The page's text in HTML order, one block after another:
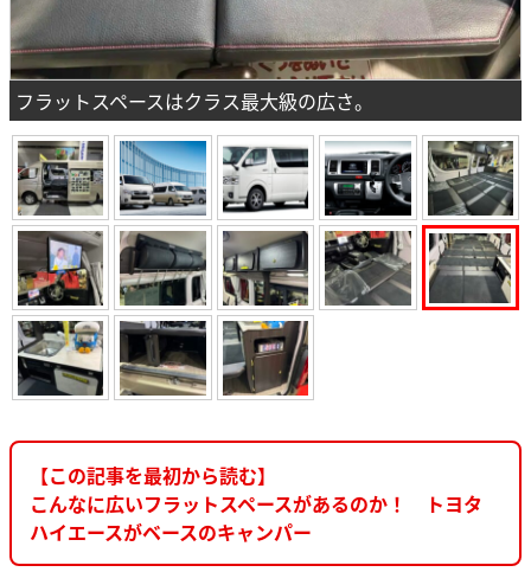
フラットスペースはクラス最大級の広さ。
【この記事を最初から読む】
こんなに広いフラットスペースがあるのか！ トヨタ
ハイエースがベースのキャンパー